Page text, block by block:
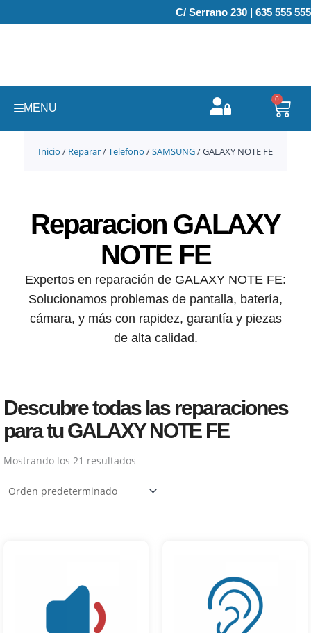
al
C/ Serrano 230 | 635 555 555
MENU
0
Inicio / Reparar/Telefono /SAMSUNG/ GALAXY NOTE FE
Reparacion GALAXY
NOTE FE
Expertos en reparación de GALAXY NOTE FE:
Solucionamos problemas de pantalla, batería,
cámara, y más con rapidez, garantía y piezas
de alta calidad.
Descubre todas las reparaciones
para tu GALAXY NOTE FE
Mostrando los 21 resultados